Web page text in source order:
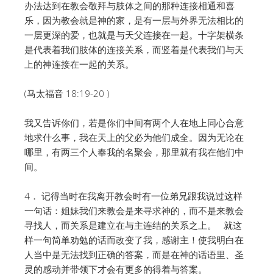
办法达到在教会敬拜与肢体之间的那种连接相通和喜
乐，因为教会就是神的家，是有一层与外界无法相比的
一层更深的爱，也就是与天父连接在一起。十字架横条
是代表着我们肢体的连接关系，而竖着是代表我们与天
上的神连接在一起的关系。
(马太福音 18:19-20 )
我又告诉你们，若是你们中间有两个人在地上同心合意
地求什么事，我在天上的父必为他们成全。因为无论在
哪里，有两三个人奉我的名聚会，那里就有我在他们中
间。
4． 记得当时在我离开教会时有一位弟兄跟我说过这样
一句话：姐妹我们来教会是来寻求神的，而不是来教会
寻找人，而关系是建立在与主连结的关系之上。 就这
样一句简单劝勉的话而改变了我，感谢主！使我明白在
人当中是无法找到正确的答案，而是在神的话语里、圣
灵的感动并带领下才会有更多的得着与答案。